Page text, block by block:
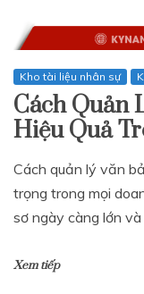
Kho tài liệu nhân sự
Cách Quản
Hiệu Quả
Cách quản lý văn
trọng trong mọi
sơ ngày càng lớn và
Xem tiếp